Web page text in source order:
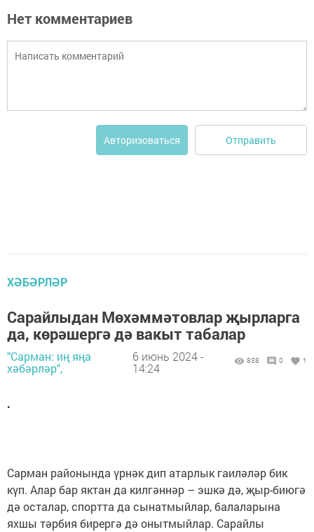
Нет комментариев
Авторизоваться Отправить
ХӘБӘРЛӘР
Сарайлыдан Мөхәммәтовлар җырларга
да, көрәшергә дә вакыт табалар
"Сарман: иң яңа
хәбәрләр",
6 июнь 2024 -
14:24
838 0 1
.
Сарман районында үрнәк дип атарлык гаиләләр бик
күп. Алар бар яктан да килгәннәр – эшкә дә, җыр-биюгә
дә осталар, спортта да сынатмыйлар, балаларына
яхшы тәрбия бирергә дә онытмыйлар. Сарайлы